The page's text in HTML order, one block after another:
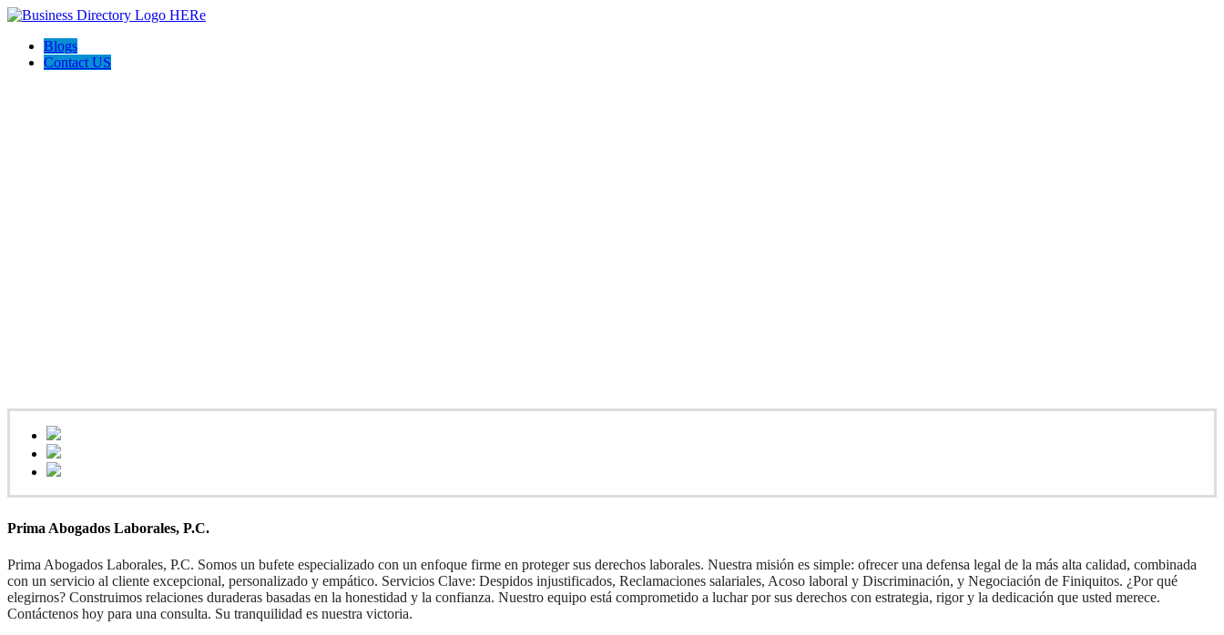
Blogs
Contact US
Prima Abogados Laborales, P.C.
Prima Abogados Laborales, P.C. Somos un bufete especializado con un enfoque firme en proteger sus derechos laborales. Nuestra misión es simple: ofrecer una defensa legal de la más alta calidad, combinada
con un servicio al cliente excepcional, personalizado y empático. Servicios Clave: Despidos injustificados, Reclamaciones salariales, Acoso laboral y Discriminación, y Negociación de Finiquitos. ¿Por qué
elegirnos? Construimos relaciones duraderas basadas en la honestidad y la confianza. Nuestro equipo está comprometido a luchar por sus derechos con estrategia, rigor y la dedicación que usted merece.
Contáctenos hoy para una consulta. Su tranquilidad es nuestra victoria.